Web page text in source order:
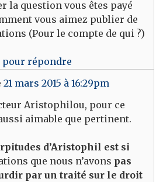
la question vous êtes payé
vous aimez publier de
(Pour le compte de qui ?)
pour répondre
21 mars 2015 à 16:29pm
Aristophilou, pour ce
aimable que pertinent.
d’Aristophil est si
que nous n’avons pas
par un traité sur le droit